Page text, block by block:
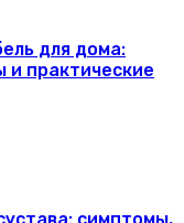
для дома:
и практические